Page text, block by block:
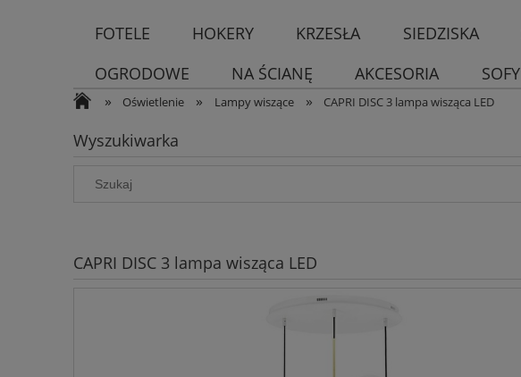
FOTELE HOKERY KRZESŁA SIEDZISKA
OGRODOWE
NA ŚCIANĘ AKCESORIA SOFY
» Oświetlenie » Lampy wiszące » CAPRI DISC 3 lampa wisząca LED
Wyszukiwarka
CAPRI DISC 3 lampa wisząca LED